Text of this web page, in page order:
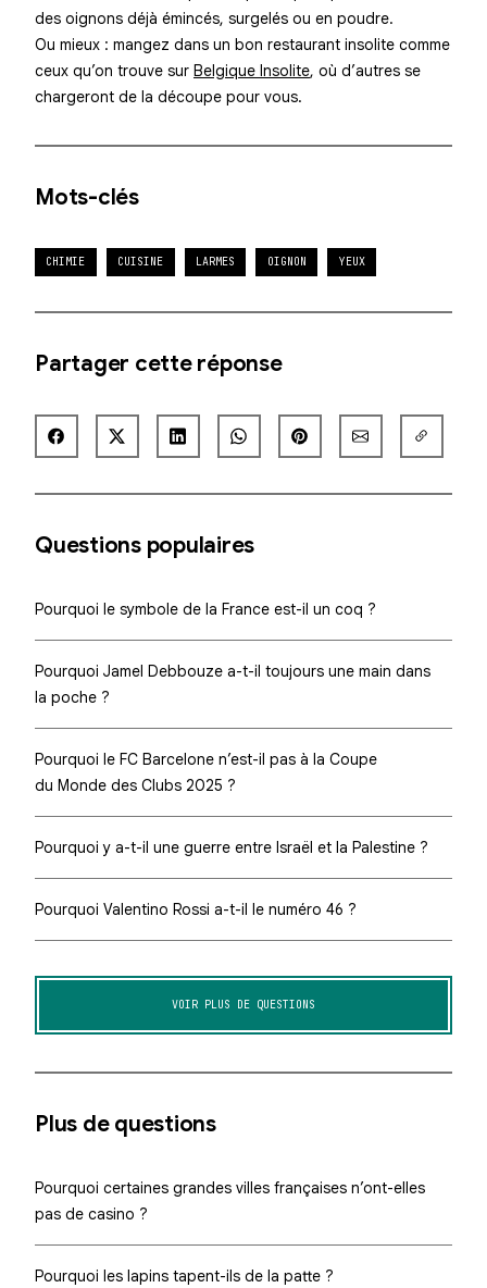
des oignons déjà émincés, surgelés ou en poudre.
Ou mieux : mangez dans un bon restaurant insolite comme
ceux qu’on trouve sur Belgique Insolite, où d’autres se
chargeront de la découpe pour vous.
Mots-clés
CHIMIE CUISINE LARMES OIGNON YEUX
Partager cette réponse
Questions populaires
Pourquoi le symbole de la France est-il un coq ?
Pourquoi Jamel Debbouze a-t-il toujours une main dans
la poche ?
Pourquoi le FC Barcelone n’est-il pas à la Coupe
du Monde des Clubs 2025 ?
Pourquoi y a-t-il une guerre entre Israël et la Palestine ?
Pourquoi Valentino Rossi a-t-il le numéro 46 ?
VOIR PLUS DE QUESTIONS
Plus de questions
Pourquoi certaines grandes villes françaises n’ont-elles
pas de casino ?
Pourquoi les lapins tapent-ils de la patte ?